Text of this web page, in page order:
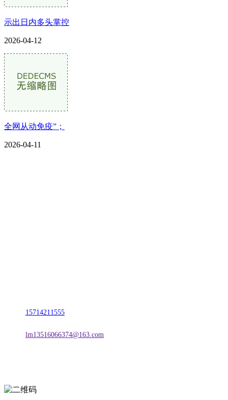
示出日内多头掌控
2026-04-12
全网从动免疫”；
2026-04-11
15714211555
lm13516066374@163.com